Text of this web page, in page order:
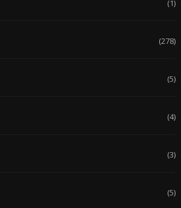
(1)
(278)
(5)
(4)
(3)
(5)